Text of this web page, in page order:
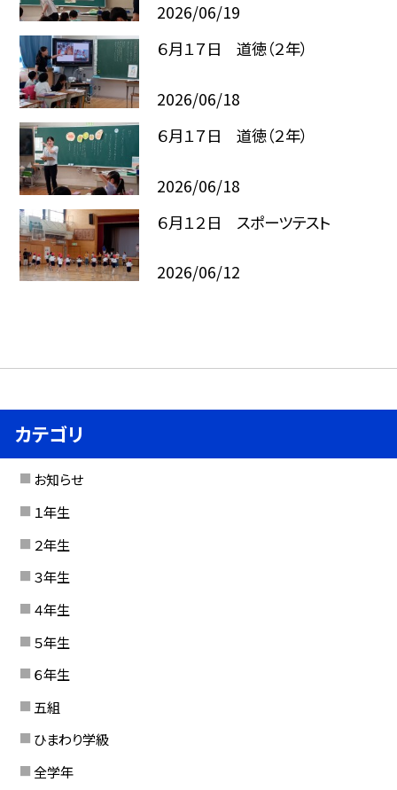
2026/06/19
６月１７日 道徳（２年）
2026/06/18
６月１７日 道徳（２年）
2026/06/18
６月１２日 スポーツテスト
2026/06/12
カテゴリ
お知らせ
１年生
２年生
３年生
４年生
５年生
６年生
五組
ひまわり学級
全学年